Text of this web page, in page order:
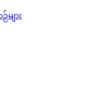
ျား